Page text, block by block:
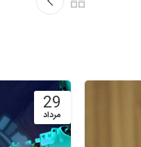
29
مرداد